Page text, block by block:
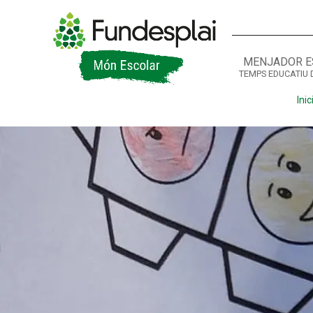
MENJADOR
TEMPS EDUCATIU
Inici
ACTIVITATS D'ESTIU
CASES DE COLÒNIES
CONEIX FUNDESPLAI
La Fundació